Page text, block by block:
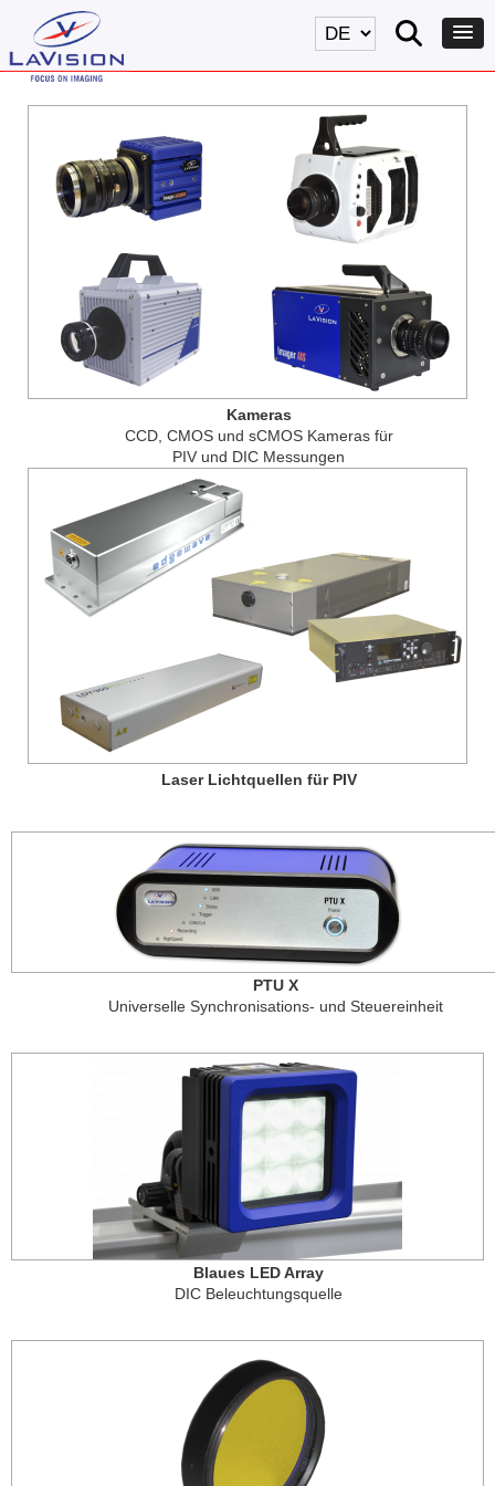
Kameras
CCD, CMOS und sCMOS Kameras für
PIV und DIC Messungen
Laser Lichtquellen für PIV
PTU X
Universelle Synchronisations- und Steuereinheit
Blaues LED Array
DIC Beleuchtungsquelle